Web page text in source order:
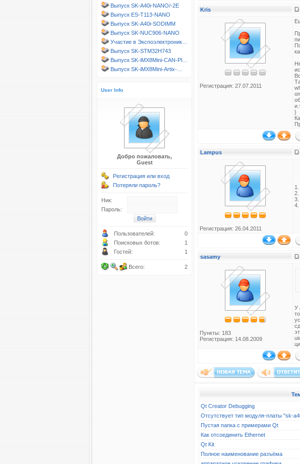
Выпуск SK-A40i-NANO/-2E
Выпуск ES-T113-NANO
Выпуск SK-A40i-SODIMM
Выпуск SK-NUC906-NANO
Участие в Экспоэлектроник…
Выпуск SK-STM32H743
Выпуск SK-iMX8Mini-CAN-Pl…
Выпуск SK-iMX8Mini-Artix-…
User Info
Добро пожаловать,
Guest
Регистрация или вход
Потеряли пароль?
Ник:
Пароль:
Пользователей:
0
Поисковых ботов:
1
Гостей:
1
Всего: 2
Kris
Регистрация: 27.07.2011
}
Lampus
Регистрация: 26.04.2011
2.
3.
4.
sasamy
Пункты: 183
Регистрация: 14.08.2009
У
Qt Creator Debugging
Отсутствует тип модуля-платы "sk-
Пустая папка с примерами Qt
Как отсоединить Ethernet
Qt Kit
Полное наименование разъёма